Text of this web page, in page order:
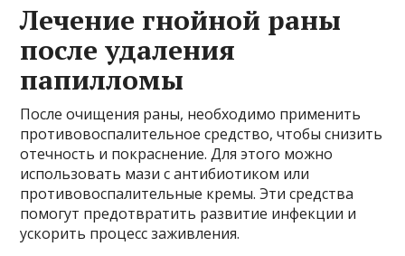
Лечение гнойной раны
после удаления
папилломы
После очищения раны, необходимо применить
противовоспалительное средство, чтобы снизить
отечность и покраснение. Для этого можно
использовать мази с антибиотиком или
противовоспалительные кремы. Эти средства
помогут предотвратить развитие инфекции и
ускорить процесс заживления.